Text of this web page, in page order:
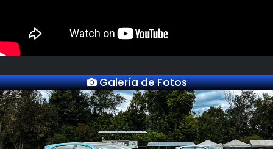
Galería de Fotos